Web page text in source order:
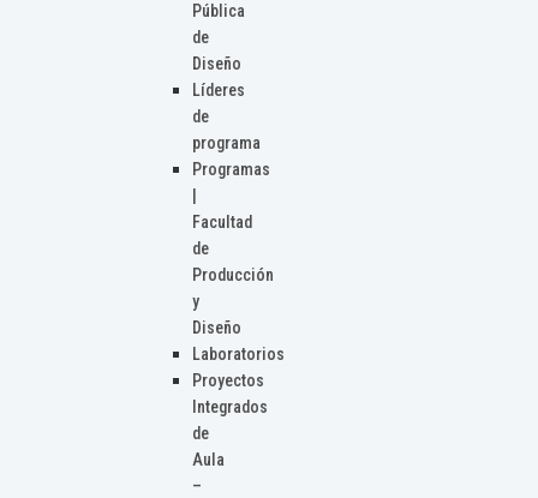
Pública
de
Diseño
Líderes
de
programa
Programas
Facultad
de
Producción
y
Diseño
Laboratorios
Proyectos
Integrados
de
Aula
–